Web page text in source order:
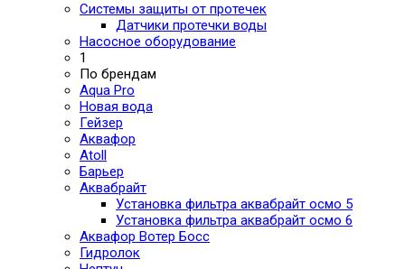
Системы защиты от протечек
Датчики протечки воды
Насосное оборудование
1
По брендам
Aqua Pro
Новая вода
Гейзер
Аквафор
Atoll
Барьер
Аквабрайт
Установка фильтра аквабрайт осмо 5
Установка фильтра аквабрайт осмо 6
Аквафор Вотер Босс
Гидролок